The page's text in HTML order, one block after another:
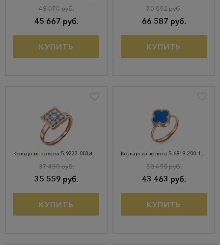
45 667 руб.
48 070 руб.
КУПИТЬ
66 587 руб.
70 092 руб.
КУПИТЬ
Кольцо из золота 5-9222-003И7-1К
35 559 руб.
37 430 руб.
КУПИТЬ
Кольцо из золота 5-6919-200-1К-АгГол
43 463 руб.
50 490 руб.
КУПИТЬ